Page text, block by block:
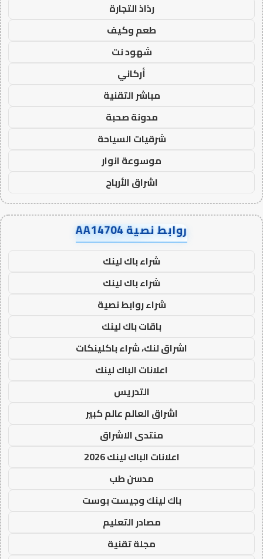
رذاذ التجارة
طعم وكيف
شهود نت
أركاني
مباشر التقنية
مدونة صحبة
شرقيات السياحة
موسوعة انوار
اشراق الأرباح
روابط نصية AA14704
شراء باك لينك
شراء باك لينك
شراء روابط نصية
باقات باك لينك
اشراق لنك، شراء باكلينكات
اعلانات الباك لينك
التدريس
اشراق العالم عالم كبير
منتدى الاشراق
اعلانات الباك لينك 2026
مدسن طب
باك لينك وجيست بوست
مصادر التعليم
مجلة تقنية